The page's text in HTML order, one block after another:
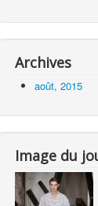
Archives
août, 2015
Image du